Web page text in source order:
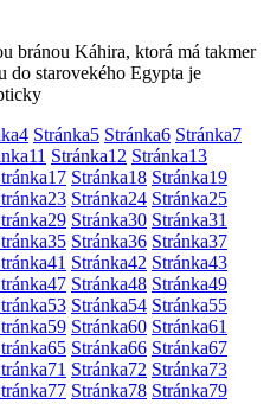
bránou Káhira, ktorá má takmer
starovekého Egypta je
4 Stránka5 Stránka6 Stránka7
11 Stránka12 Stránka13
17 Stránka18 Stránka19
23 Stránka24 Stránka25
29 Stránka30 Stránka31
35 Stránka36 Stránka37
41 Stránka42 Stránka43
47 Stránka48 Stránka49
53 Stránka54 Stránka55
59 Stránka60 Stránka61
65 Stránka66 Stránka67
71 Stránka72 Stránka73
77 Stránka78 Stránka79